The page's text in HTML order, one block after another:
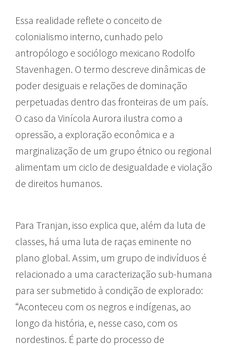
Essa realidade reflete o conceito de
colonialismo interno, cunhado pelo
antropólogo e sociólogo mexicano Rodolfo
Stavenhagen. O termo descreve dinâmicas de
poder desiguais e relações de dominação
perpetuadas dentro das fronteiras de um país.
O caso da Vinícola Aurora ilustra como a
opressão, a exploração econômica e a
marginalização de um grupo étnico ou regional
alimentam um ciclo de desigualdade e violação
de direitos humanos.
Para Tranjan, isso explica que, além da luta de
classes, há uma luta de raças eminente no
plano global. Assim, um grupo de indivíduos é
relacionado a uma caracterização sub-humana
para ser submetido à condição de explorado:
“Aconteceu com os negros e indígenas, ao
longo da história, e, nesse caso, com os
nordestinos. É parte do processo de